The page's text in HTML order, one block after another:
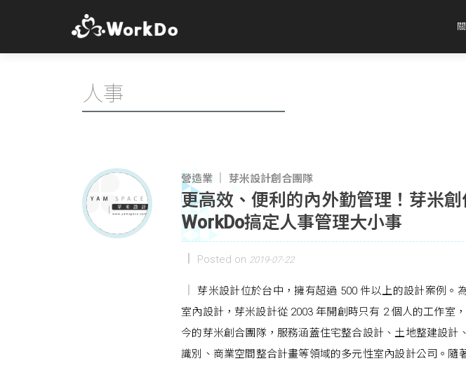
人事
營造業 芽米設計創合團隊
更高效、便利的內外勤管理！芽米創
WorkDo搞定人事管理大小事
Posted on 2019-07-22
芽米設計位於台中，擁有超過 500 件以上的設計案例。
室內設計，芽米設計從 2003 年開創時只有 2 個人的工作室
今的芽米創合團隊，服務涵蓋住宅整合設計、土地整建設計
識別、商業空間整合計畫等領域的多元性室內設計公司。隨